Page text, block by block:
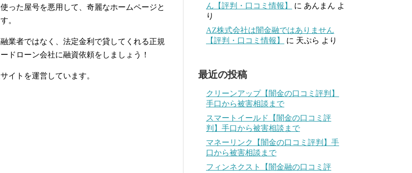
った屋号を悪用して、奇麗なホームページと
。
業者ではなく、法定金利で貸してくれる正規
ドローン会社に融資依頼をしましょう！
イトを運営しています。
ん【評判・口コミ情報】
に あんまん よ
り
AZ株式会社は闇金融ではありません
【評判・口コミ情報】
に 天ぷら より
最近の投稿
クリーンアップ【闇金の口コミ評判】
手口から被害相談まで
スマートイールド【闇金の口コミ評
判】手口から被害相談まで
マネーリンク【闇金の口コミ評判】手
口から被害相談まで
フィンネクスト【闇金融の口コミ評